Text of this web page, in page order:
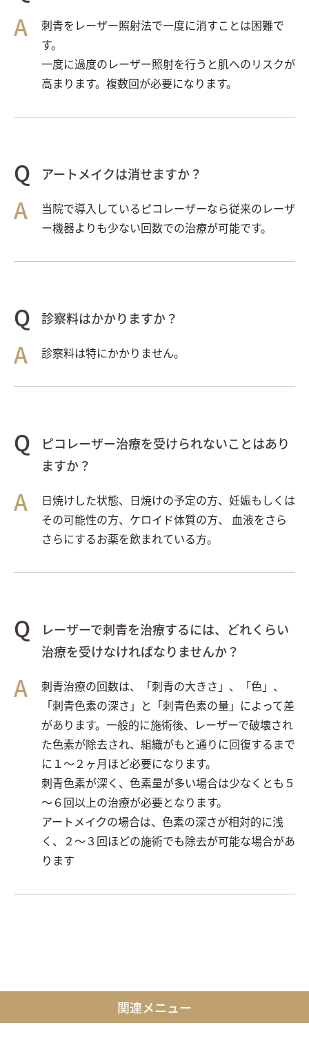
刺青をレーザー照射法で一度に消すことは困難で
す。
一度に過度のレーザー照射を行うと肌へのリスクが
高まります。複数回が必要になります。
アートメイクは消せますか？
当院で導入しているピコレーザーなら従来のレーザ
ー機器よりも少ない回数での治療が可能です。
診察料はかかりますか？
診察料は特にかかりません。
ピコレーザー治療を受けられないことはあり
ますか？
日焼けした状態、日焼けの予定の方、妊娠もしくは
その可能性の方、ケロイド体質の方、 血液をさら
さらにするお薬を飲まれている方。
レーザーで刺青を治療するには、どれくらい
治療を受けなければなりませんか？
刺青治療の回数は、「刺青の大きさ」、「色」、
「刺青色素の深さ」と「刺青色素の量」によって差
があります。一般的に施術後、レーザーで破壊され
た色素が除去され、組織がもと通りに回復するまで
に１～２ヶ月ほど必要になります。
刺青色素が深く、色素量が多い場合は少なくとも５
～６回以上の治療が必要となります。
アートメイクの場合は、色素の深さが相対的に浅
く、２～３回ほどの施術でも除去が可能な場合があ
ります
関連メニュー